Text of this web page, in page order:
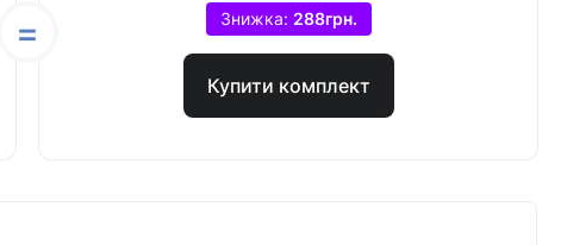
Знижка: 288грн.
Купити комплект